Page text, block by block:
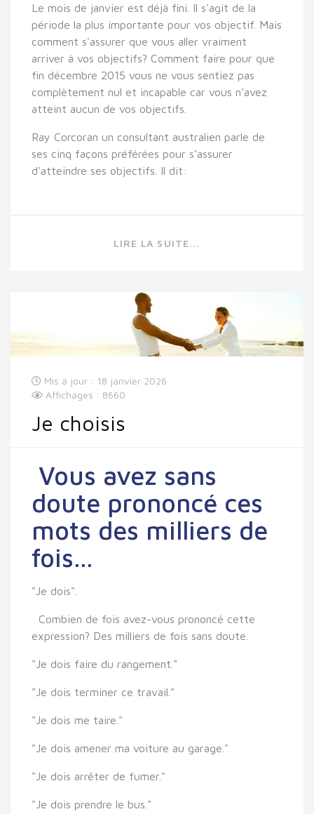
Le mois de janvier est déjà fini. Il s'agit de la
période la plus importante pour vos objectif. Mais
comment s'assurer que vous aller vraiment
arriver à vos objectifs? Comment faire pour que
fin décembre 2015 vous ne vous sentiez pas
complètement nul et incapable car vous n’avez
atteint aucun de vos objectifs.
Ray Corcoran un consultant australien parle de
ses cinq façons préférées pour s’assurer
d'atteindre ses objectifs. Il dit:
LIRE LA SUITE...
Mis à jour : 18 janvier 2026
Affichages : 8660
Je choisis
Vous avez sans
doute prononcé ces
mots des milliers de
fois...
"Je dois".
Combien de fois avez-vous prononcé cette
expression? Des milliers de fois sans doute.
"Je dois faire du rangement."
"Je dois terminer ce travail."
"Je dois me taire."
"Je dois amener ma voiture au garage."
"Je dois arrêter de fumer."
"Je dois prendre le bus."